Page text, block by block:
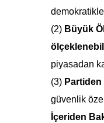
(2) Büyük
piyasadan
(3) Partiden
güvenlik
İçeriden